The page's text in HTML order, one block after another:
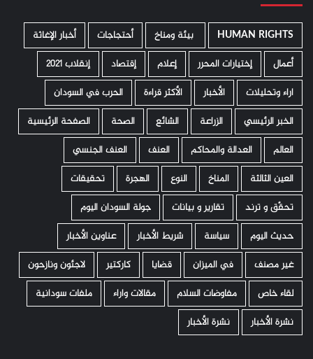
HUMAN RIGHTS ­ بيئة ومناخ أحتجاجات
أخبار الإغاثة
أعمال
إختيارات المحرر إعلام إقتصاد
إنقلاب 2021
اراء وتحليلات
الأخبار الأكثر قراءة
الحرب في السودان
الخبر الرئيسي
الزراعة الشائع الصحة
الصفحة الرئيسية
العالم
العدالة والمحاكم العنف
العنف الجنسي
العين الثالثة
المناخ النوع الهجرة
تحقيقات
تحقّق و ترند
تقارير و بيانات
جولة السودان اليوم
حديث اليوم
سياسة شريط الأخبار
عناوين الأخبار
غير مصنف
في الميزان قضايا كاركتير
لاجئون ونازحون
لقاء خاص
مفاوضات السلام مقالات واراء
ملفات سودانية
نشرة الأخبار
نشرة الأخبار